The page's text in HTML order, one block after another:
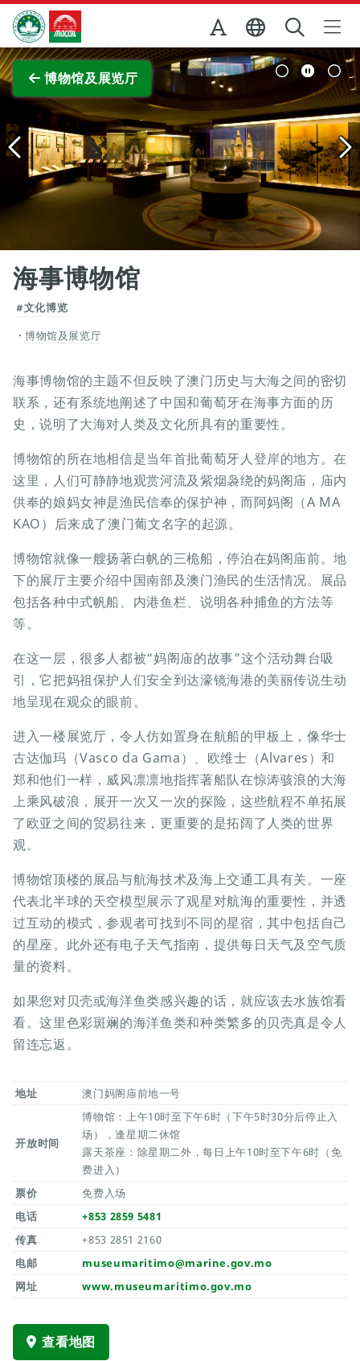
跳至主内容
澳门特别行政区政府旅游局
博物馆及展览厅
查看原图
海事博物馆
#文化博览
博物馆及展览厅
海事博物馆的主题不但反映了澳门历史与大海之间的密切
联系，还有系统地阐述了中国和葡萄牙在海事方面的历
史，说明了大海对人类及文化所具有的重要性。
博物馆的所在地相信是当年首批葡萄牙人登岸的地方。在
这里，人们可静静地观赏河流及紫烟袅绕的妈阁庙，庙内
供奉的娘妈女神是渔民信奉的保护神，而阿妈阁（A MA
KAO）后来成了澳门葡文名字的起源。
博物馆就像一艘扬著白帆的三桅船，停泊在妈阁庙前。地
下的展厅主要介绍中国南部及澳门渔民的生活情况。展品
包括各种中式帆船、内港鱼栏、说明各种捕鱼的方法等
等。
在这一层，很多人都被“妈阁庙的故事”这个活动舞台吸
引，它把妈祖保护人们安全到达濠镜海港的美丽传说生动
地呈现在观众的眼前。
进入一楼展览厅，令人仿如置身在航船的甲板上，像华士
古达伽玛（Vasco da Gama）、欧维士（Alvares）和
郑和他们一样，威风凛凛地指挥著船队在惊涛骇浪的大海
上乘风破浪，展开一次又一次的探险，这些航程不单拓展
了欧亚之间的贸易往来，更重要的是拓阔了人类的世界
观。
博物馆顶楼的展品与航海技术及海上交通工具有关。一座
代表北半球的天空模型展示了观星对航海的重要性，并透
过互动的模式，参观者可找到不同的星宿，其中包括自己
的星座。此外还有电子天气指南，提供每日天气及空气质
量的资料。
如果您对贝壳或海洋鱼类感兴趣的话，就应该去水族馆看
看。这里色彩斑斓的海洋鱼类和种类繁多的贝壳真是令人
留连忘返。
地址 澳门妈阁庙前地一号
开放时间
博物馆：上午10时至下午6时（下午5时30分后停止入
场），逢星期二休馆
露天茶座：除星期二外，每日上午10时至下午6时（免
费进入）
票价
免费入场
电话
+853 2859 5481
传真
+853 2851 2160
电邮
museumaritimo@marine.gov.mo
网址
www.museumaritimo.gov.mo
查看地图